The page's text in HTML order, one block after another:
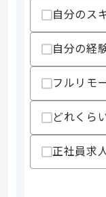
精算・お支払い
自分のス
自分の経
フルリモ
どれくら
正社員求